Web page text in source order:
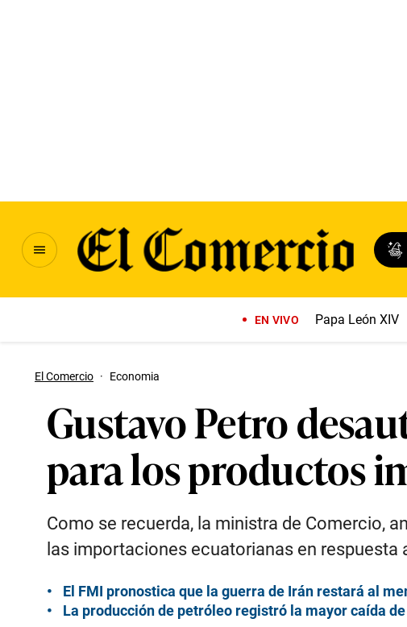
EN VIVO Papa León XIV
El Comercio · Economia
Gustavo Petro
para los productos
Como se recuerda, la ministra de Comercio,
las importaciones ecuatorianas en respuesta
El FMI pronostica que la guerra de Irán restará al
La producción de petróleo registró la mayor caída